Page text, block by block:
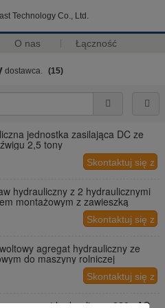
Technology Co., Ltd.
O nas Łączność
dostawca. (15)
jednostka zasilająca DC ze
2,5 tony
Skontaktuj się z
hydrauliczny z 2 hydraulicznymi
montażowym z zawieszką
Skontaktuj się z
agregat hydrauliczny ze
do maszyny rolniczej
Skontaktuj się z
agregat hydrauliczny 220v AC